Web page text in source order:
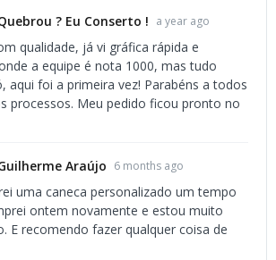
? Eu Conserto ! a year ago
qualidade, já vi gráfica rápida e
a equipe é nota 1000, mas tudo
aqui foi a primeira vez! Parabéns a todos
processos. Meu pedido ficou pronto no
Araújo 6 months ago
uma caneca personalizado um tempo
ontem novamente e estou muito
E recomendo fazer qualquer coisa de